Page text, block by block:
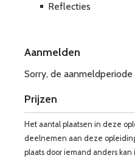
Reflecties
Aanmelden
Sorry, de aanmeldperiode
Prijzen
Het aantal plaatsen in deze
deelnemen aan deze
plaats door iemand anders